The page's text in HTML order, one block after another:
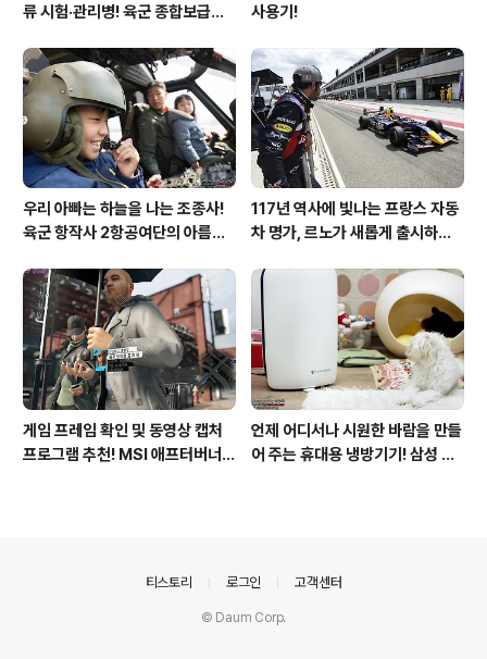
류 시험·관리병! 육군 종합보급창
사용기!
우리 아빠는 하늘을 나는 조종사!
육군 항작사 2항공여단의 아름다
117년 역사에 빛나는 프랑스 자동
차 명가, 르노가 새롭게 출시하는
게임 프레임 확인 및 동영상 캡처
프로그램 추천! MSI 애프터버너
언제 어디서나 시원한 바람을 만들
어 주는 휴대용 냉방기기! 삼성 포
티스토리 로그인 고객센터
© Daum Corp.